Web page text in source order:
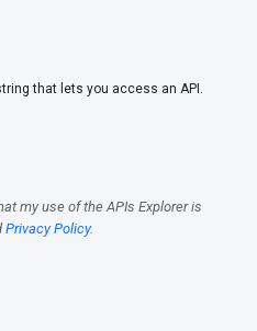
Origem
Dimensões